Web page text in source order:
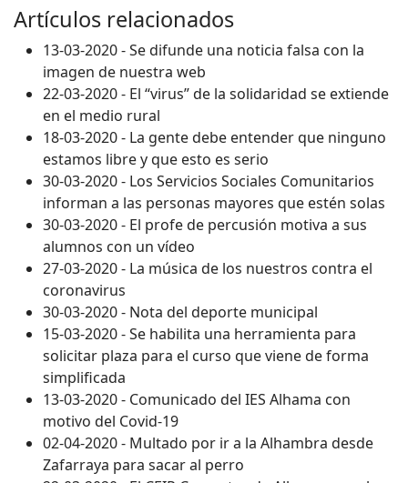
Artículos relacionados
13-03-2020 - Se difunde una noticia falsa con la
imagen de nuestra web
22-03-2020 - El “virus” de la solidaridad se extiende
en el medio rural
18-03-2020 - La gente debe entender que ninguno
estamos libre y que esto es serio
30-03-2020 - Los Servicios Sociales Comunitarios
informan a las personas mayores que estén solas
30-03-2020 - El profe de percusión motiva a sus
alumnos con un vídeo
27-03-2020 - La música de los nuestros contra el
coronavirus
30-03-2020 - Nota del deporte municipal
15-03-2020 - Se habilita una herramienta para
solicitar plaza para el curso que viene de forma
simplificada
13-03-2020 - Comunicado del IES Alhama con
motivo del Covid-19
02-04-2020 - Multado por ir a la Alhambra desde
Zafarraya para sacar al perro